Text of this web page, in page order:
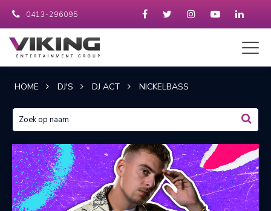
0413-296095
HOME DJ'S DJ ACT NICKELBASS